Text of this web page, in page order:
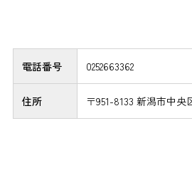
電話番号 0252663362
住所 〒951-8133 新潟市中央